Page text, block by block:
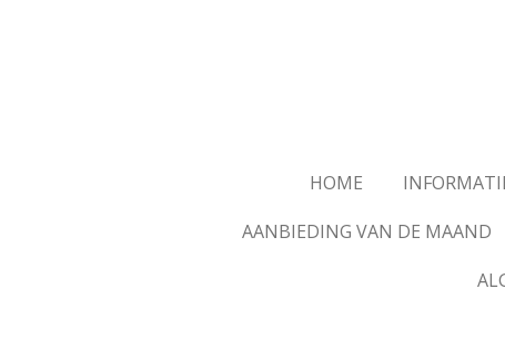
HOME
AANBIEDING VAN DE MAAND